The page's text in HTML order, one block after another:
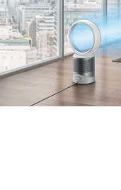
Previous